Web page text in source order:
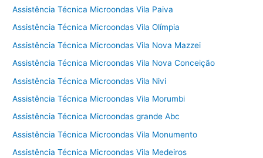
Assistência Técnica Microondas Vila Paiva
Assistência Técnica Microondas Vila Olímpia
Assistência Técnica Microondas Vila Nova Mazzei
Assistência Técnica Microondas Vila Nova Conceição
Assistência Técnica Microondas Vila Nivi
Assistência Técnica Microondas Vila Morumbi
Assistência Técnica Microondas grande Abc
Assistência Técnica Microondas Vila Monumento
Assistência Técnica Microondas Vila Medeiros